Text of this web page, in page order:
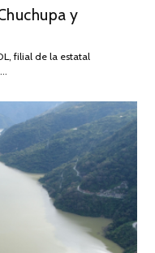
y
filial de la estatal